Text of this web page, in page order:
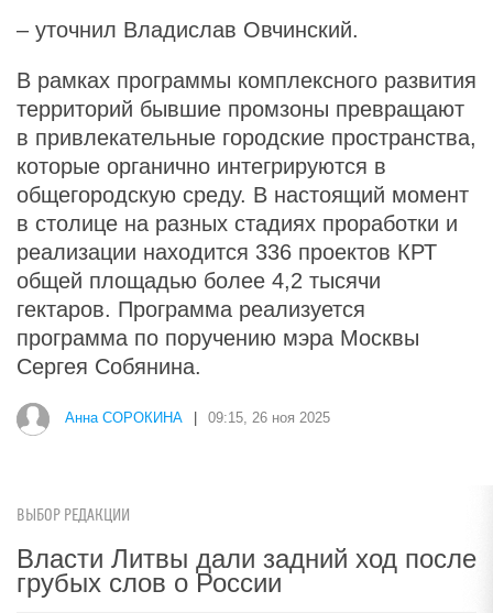
– уточнил Владислав Овчинский.
В рамках программы комплексного развития
территорий бывшие промзоны превращают
в привлекательные городские пространства,
которые органично интегрируются в
общегородскую среду. В настоящий момент
в столице на разных стадиях проработки и
реализации находится 336 проектов КРТ
общей площадью более 4,2 тысячи
гектаров. Программа реализуется
программа по поручению мэра Москвы
Сергея Собянина.
Анна СОРОКИНА 09:15, 26 ноя 2025
ВЫБОР РЕДАКЦИИ
Власти Литвы дали задний ход после
грубых слов о России